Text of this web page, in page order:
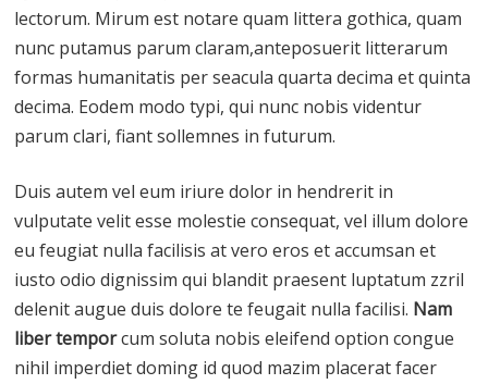
lectorum. Mirum est notare quam littera gothica, quam
nunc putamus parum claram,anteposuerit litterarum
formas humanitatis per seacula quarta decima et quinta
decima. Eodem modo typi, qui nunc nobis videntur
parum clari, fiant sollemnes in futurum.
Duis autem vel eum iriure dolor in hendrerit in
vulputate velit esse molestie consequat, vel illum dolore
eu feugiat nulla facilisis at vero eros et accumsan et
iusto odio dignissim qui blandit praesent luptatum zzril
delenit augue duis dolore te feugait nulla facilisi. Nam
liber temporcum soluta nobis eleifend option congue
nihil imperdiet doming id quod mazim placerat facer